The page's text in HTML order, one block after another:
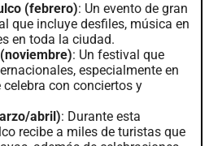
(febrero): Un evento de gran
que incluye desfiles, música en
en toda la ciudad.
: Un festival que
especialmente en
celebra con conciertos y
abril): Durante esta
recibe a miles de turistas que